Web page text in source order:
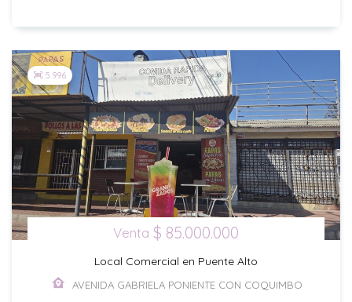
5.996
Venta $ 85.000.000
Local Comercial en Puente Alto
AVENIDA GABRIELA PONIENTE CON COQUIMBO